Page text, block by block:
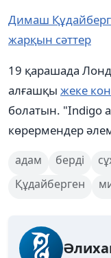
Димаш
жарқын сәттер
19 қарашада
алғашқы жеке
болатын. "Indigo
көрермендер
адам берді
Құдайберген